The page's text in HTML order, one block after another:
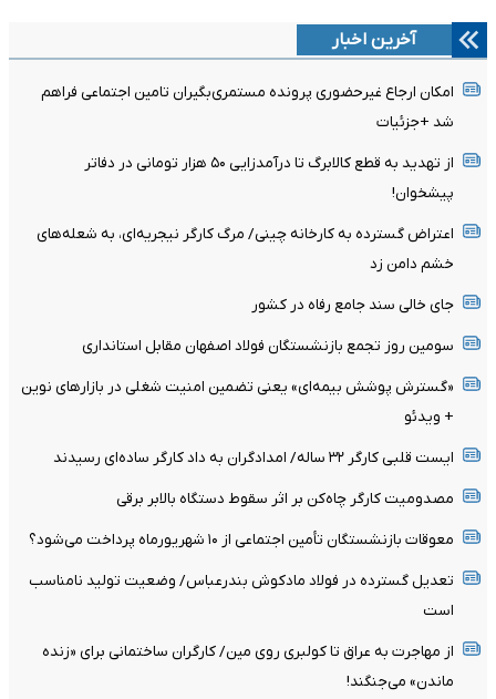
آخرین اخبار
امکان ارجاع غیرحضوری پرونده مستمری‌بگیران تامین اجتماعی فراهم
شد +جزئیات
از تهدید به قطع کالابرگ تا درآمدزایی ۵۰ هزار تومانی در دفاتر
پیشخوان!
اعتراض گسترده به کارخانه چینی/ مرگ کارگر نیجریه‌ای، به شعله‌های
خشم دامن زد
جای خالی سند جامع رفاه در کشور
سومین روز تجمع بازنشستگان فولاد اصفهان مقابل استانداری
«گسترش پوشش بیمه‌ای» یعنی تضمین امنیت شغلی در بازارهای نوین
+ ویدئو
ایست قلبی کارگر ۳۲ ساله/ امدادگران به داد کارگر ساده‌ای رسیدند
مصدومیت کارگر چاه‌کن بر اثر سقوط دستگاه بالابر برقی
معوقات بازنشستگان تأمین اجتماعی از ۱۰ شهریورماه پرداخت می‌شود؟
تعدیل گسترده در فولاد مادکوش بندرعباس/ وضعیت تولید نامناسب
است
از مهاجرت به عراق تا کولبری روی مین/ کارگران ساختمانی برای «زنده
ماندن» می‌جنگند!